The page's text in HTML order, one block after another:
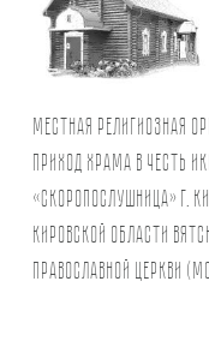
Местная религиозная
Приход храма в честь
«Скоропослушница» г.
Кировской области
Православной Церкви